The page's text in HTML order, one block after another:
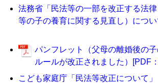
法務省「民法等の一部を改正する法
等の子の養育に関する見直し）につい
パンフレット（父母の離婚後の
ルールが改正されました）[PDF
こども家庭庁「民法等改正について」